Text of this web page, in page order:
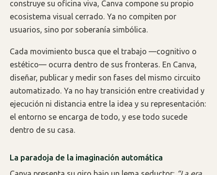
construye su oficina viva, Canva compone su propio
ecosistema visual cerrado. Ya no compiten por
usuarios, sino por soberanía simbólica.
Cada movimiento busca que el trabajo —cognitivo o
estético— ocurra dentro de sus fronteras. En Canva,
diseñar, publicar y medir son fases del mismo circuito
automatizado. Ya no hay transición entre creatividad y
ejecución ni distancia entre la idea y su representación:
el entorno se encarga de todo, y ese todo sucede
dentro de su casa.
La paradoja de la imaginación automática